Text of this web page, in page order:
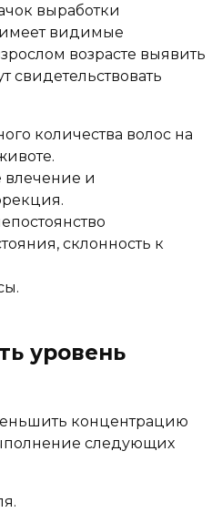
выработки
имеет видимые
возрасте выявить
свидетельствовать
количества волос на
влечение и
склонность к
уровень
концентрацию
следующих